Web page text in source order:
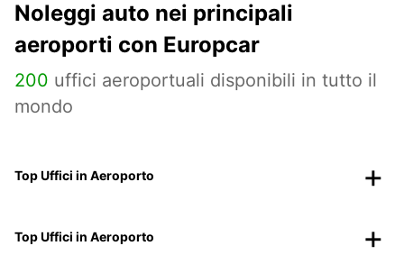
Noleggi auto nei principali
aeroporti con Europcar
200 uffici aeroportuali disponibili in tutto il
mondo
Top Uffici in Aeroporto
Top Uffici in Aeroporto